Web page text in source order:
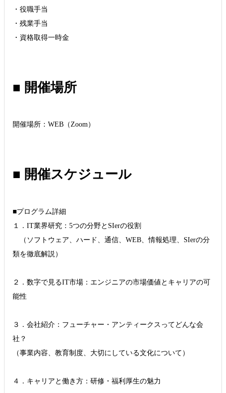
・役職手当
・残業手当
・資格取得一時金
■ 開催場所
開催場所：WEB（Zoom）
■ 開催スケジュール
■プログラム詳細
１．IT業界研究：5つの分野とSIerの役割
（ソフトウェア、ハード、通信、WEB、情報処理、SIerの分
類を徹底解説）
２．数字で見るIT市場：エンジニアの市場価値とキャリアの可
能性
３．会社紹介：フューチャー・アンティークスってどんな会
社？
（事業内容、教育制度、大切にしている文化について）
４．キャリアと働き方：研修・福利厚生の魅力